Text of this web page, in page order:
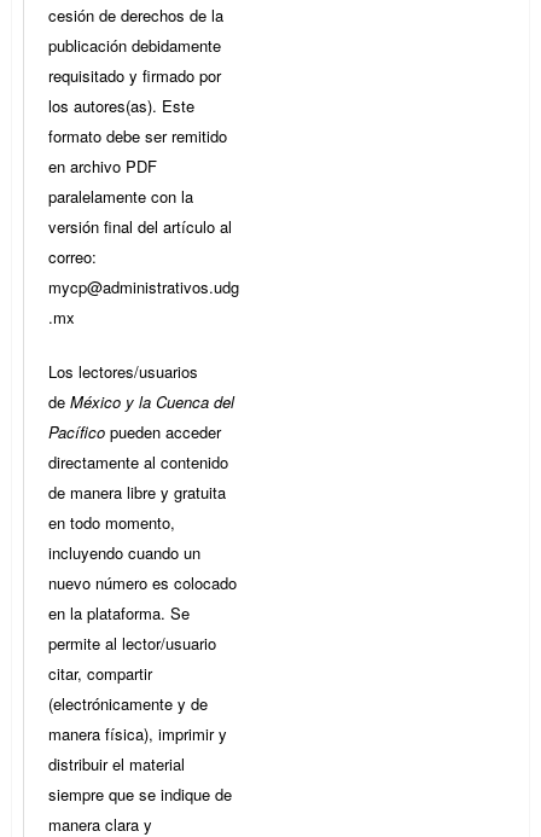
cesión de derechos de la
publicación debidamente
requisitado y firmado por
los autores(as). Este
formato debe ser remitido
en archivo PDF
paralelamente con la
versión final del artículo al
correo:
mycp@administrativos.udg
.mx
Los lectores/usuarios
de México y la Cuenca del
Pacífico pueden acceder
directamente al contenido
de manera libre y gratuita
en todo momento,
incluyendo cuando un
nuevo número es colocado
en la plataforma. Se
permite al lector/usuario
citar, compartir
(electrónicamente y de
manera física), imprimir y
distribuir el material
siempre que se indique de
manera clara y